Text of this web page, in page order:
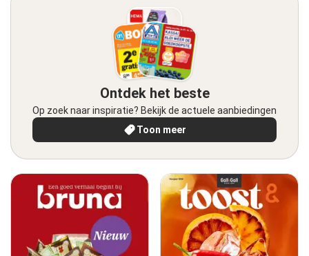
Ontdek het beste
Op zoek naar inspiratie? Bekijk de actuele aanbiedingen
Toon meer